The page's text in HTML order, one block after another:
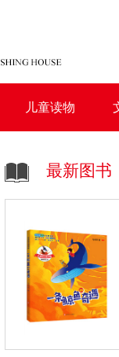
儿童读物
最新图书